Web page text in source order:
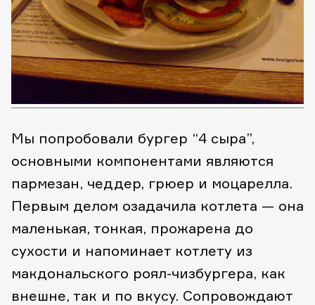
Мы попробовали бургер “4 сыра”,
основными компонентами являются
пармезан, чеддер, грюер и моцарелла.
Первым делом озадачила котлета — она
маленькая, тонкая, прожарена до
сухости и напоминает котлету из
макдональского роял-чизбургера, как
внешне, так и по вкусу. Сопровождают